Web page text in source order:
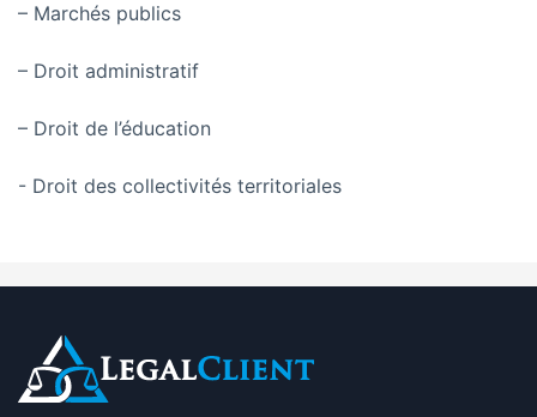
– Marchés publics
– Droit administratif
– Droit de l’éducation
- Droit des collectivités territoriales